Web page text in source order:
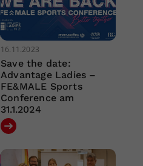
16.11.2023
Save the date:
Advantage Ladies –
FE&MALE Sports
Conference am
31.1.2024